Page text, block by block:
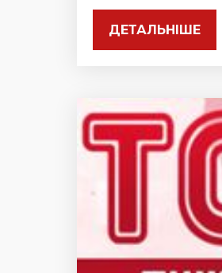
ДЕТАЛЬНІШЕ